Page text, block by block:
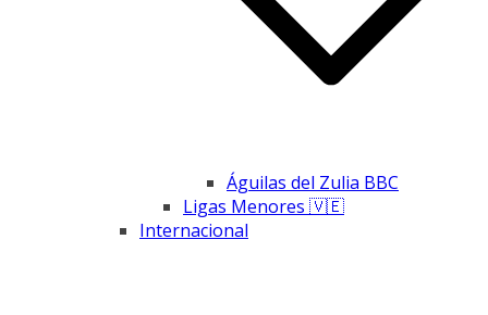
Águilas del Zulia BBC
Ligas Menores 🇻🇪
Internacional